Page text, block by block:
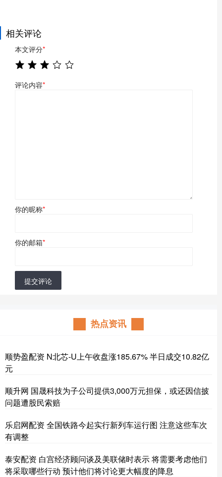
相关评论
本文评分*
评论内容*
你的昵称*
你的邮箱*
提交评论
热点资讯
顺势盈配资 N北芯-U上午收盘涨185.67% 半日成交10.82亿
元
顺升网 国晟科技为子公司提供3,000万元担保，或还因信披
问题遭股民索赔
乐启网配资 全国铁路今起实行新列车运行图 注意这些车次
有调整
泰安配资 白宫经济顾问谈及美联储时表示 将需要考虑他们
将采取哪些行动 预计他们将讨论更大幅度的降息